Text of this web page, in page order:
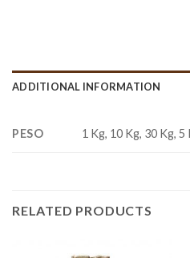
ADDITIONAL INFORMATION
PESO 1 Kg, 10 Kg, 30 Kg, 5
RELATED PRODUCTS